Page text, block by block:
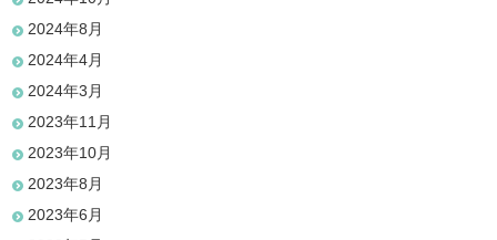
2024年8月
2024年4月
2024年3月
2023年11月
2023年10月
2023年8月
2023年6月